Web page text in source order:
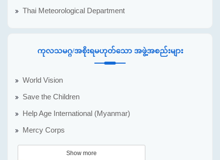
Thai Meteorological Department
ကုလသမဂ္ဂ/အစိုးရမဟုတ်သော အဖွဲ့အစည်းများ
World Vision
Save the Children
Help Age International (Myanmar)
Mercy Corps
Show more